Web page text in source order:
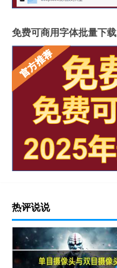
免费可商用字体批量下载
热评说说